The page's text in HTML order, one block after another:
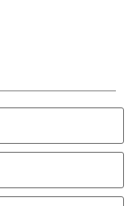
inkludert